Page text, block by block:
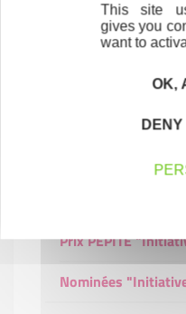
Premier Prix
Troisième Prix
Prix Club
Prix PEPITE
Nominées
This site
gives you
want to
OK,